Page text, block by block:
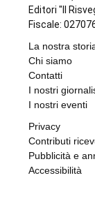
Editori "Il
Fiscale:
La nostra
Chi siamo
Contatti
I nostri
I nostri eventi
Privacy
Contributi
Pubblicità e
Accessibilità